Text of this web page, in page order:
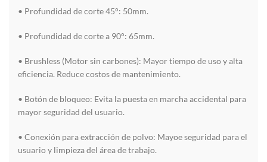
• Profundidad de corte 45°: 50mm.
• Profundidad de corte a 90°: 65mm.
• Brushless (Motor sin carbones): Mayor tiempo de uso y alta
eficiencia. Reduce costos de mantenimiento.
• Botón de bloqueo: Evita la puesta en marcha accidental para
mayor seguridad del usuario.
• Conexión para extracción de polvo: Mayoe seguridad para el
usuario y limpieza del área de trabajo.